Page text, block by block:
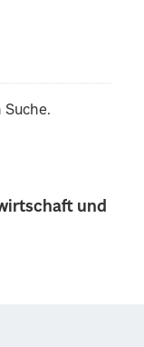
und
Suche.